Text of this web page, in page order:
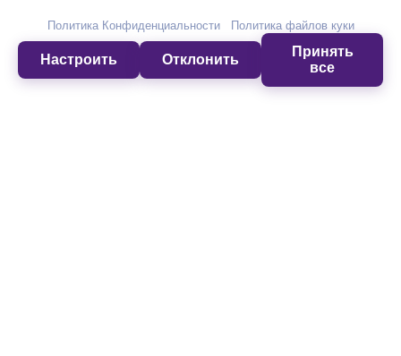
Поддержка
Политика Конфиденциальности
Политика файлов куки
Настроить Отклонить
Принять
все